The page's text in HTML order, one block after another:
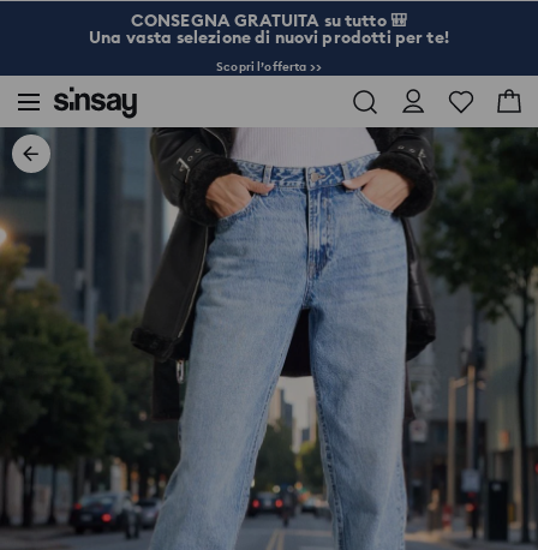
CONSEGNA GRATUITA su tutto 🎒
Una vasta selezione di nuovi prodotti per te!
Scopri l’offerta >>